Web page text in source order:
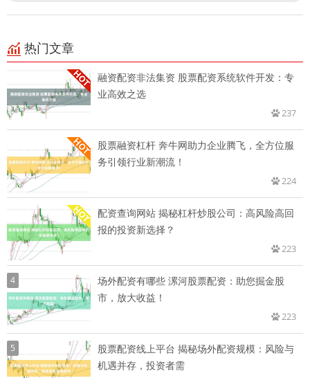
热门文章
融资配资非法集资 股票配资系统软件开发：专
业高效之选
237
股票融资杠杆 奔牛网助力企业腾飞，全方位服
务引领行业新潮流！
224
配资查询网站 揭秘杠杆炒股公司：高风险高回
报的投资新选择？
223
4
场外配资有哪些 漯河股票配资：助您掘金股
市，放大收益！
223
5
股票配资线上平台 揭秘场外配资规模：风险与
机遇并存，投资者需